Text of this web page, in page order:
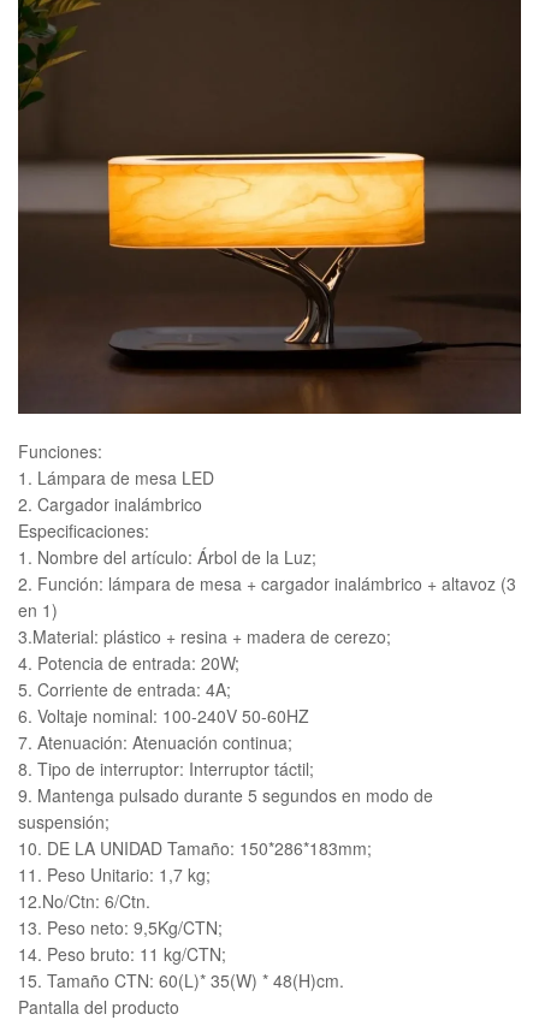
Funciones:
1. Lámpara de mesa LED
2. Cargador inalámbrico
Especificaciones:
1. Nombre del artículo: Árbol de la Luz;
2. Función: lámpara de mesa + cargador inalámbrico + altavoz (3
en 1)
3.Material: plástico + resina + madera de cerezo;
4. Potencia de entrada: 20W;
5. Corriente de entrada: 4A;
6. Voltaje nominal: 100-240V 50-60HZ
7. Atenuación: Atenuación continua;
8. Tipo de interruptor: Interruptor táctil;
9. Mantenga pulsado durante 5 segundos en modo de
suspensión;
10. DE LA UNIDAD Tamaño: 150*286*183mm;
11. Peso Unitario: 1,7 kg;
12.No/Ctn: 6/Ctn.
13. Peso neto: 9,5Kg/CTN;
14. Peso bruto: 11 kg/CTN;
15. Tamaño CTN: 60(L)* 35(W) * 48(H)cm.
Pantalla del producto